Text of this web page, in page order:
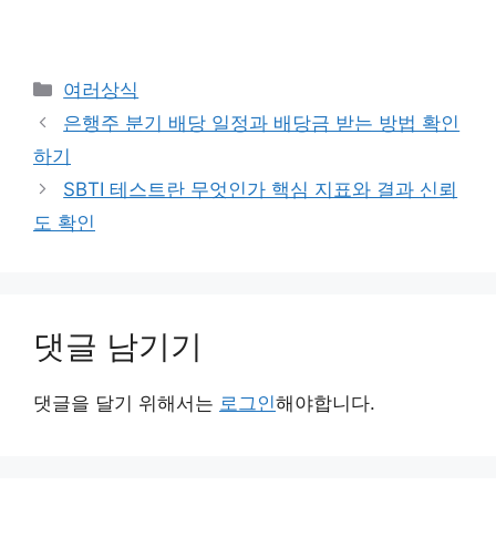
카
테
리
여러상식
은행주 분기 배당 일정과 배당금 받는 방법 확인
하기
SBTI 테스트란 무엇인가 핵심 지표와 결과 신뢰
도 확인
댓글 남기기
댓글을 달기 위해서는 로그인해야합니다.